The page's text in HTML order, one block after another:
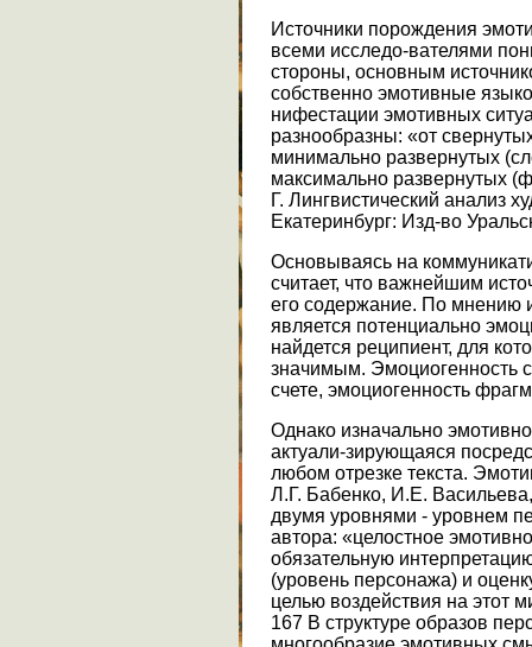
Источники порождения
всеми исследо-вателями
стороны, основным
собственно эмотивные
нифестации эмотивных
разнообразны: «от
минимально развернутых
максимально развернутых
Г. Лингвистический анализ
Екатеринбург: Изд-во
Основываясь на
считает, что важнейшим
его содержание. По мнению
является потенциально
найдется реципиент, для
значимым. Эмоциогенность
счете, эмоциогенность
Однако изначально
актуали-зирующаяся
любом отрезке текста.
Л.Г. Бабенко, И.Е.
двумя уровнями - уровнем
автора: «целостное
обязательную
(уровень персонажа) и
целью воздействия на этот
167 В структуре образов